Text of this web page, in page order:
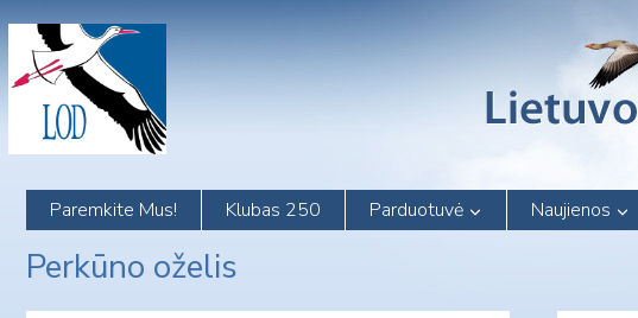
content
Paremkite Mus! Klubas 250 Parduotuvė Naujienos
Perkūno oželis